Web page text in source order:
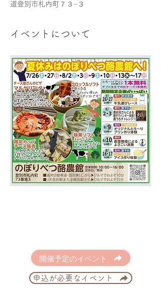
道登別市札内町７３−３
イベントについて
開催予定のイベント
申込が必要なイベント